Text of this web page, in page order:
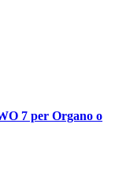
7 per Organo o